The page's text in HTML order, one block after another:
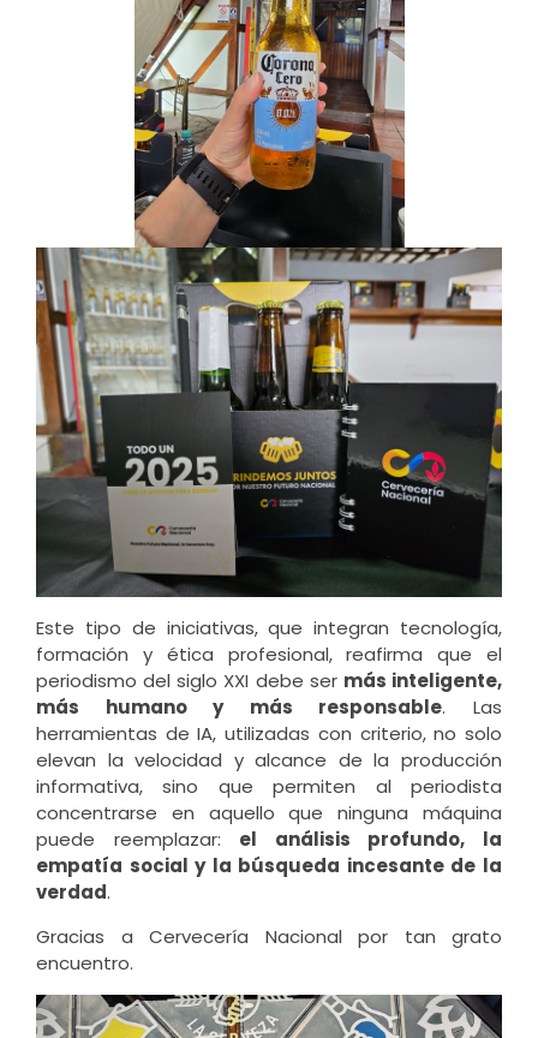
Este tipo de iniciativas, que integran tecnología,
formación y ética profesional, reafirma que el
periodismo del siglo XXI debe ser más inteligente,
más humano y más responsable. Las
herramientas de IA, utilizadas con criterio, no solo
elevan la velocidad y alcance de la producción
informativa, sino que permiten al periodista
concentrarse en aquello que ninguna máquina
puede reemplazar: el análisis profundo, la
empatía social y la búsqueda incesante de la
verdad.
Gracias a Cervecería Nacional por tan grato
encuentro.